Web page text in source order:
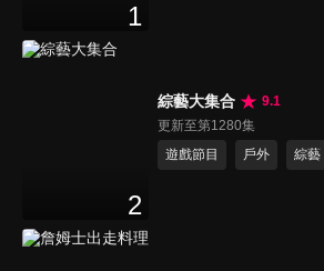
1
2
綜藝大集合
9.1
更新至第1280集
遊戲節目
戶外 綜藝